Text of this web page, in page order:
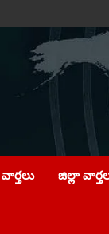
జిల్లా